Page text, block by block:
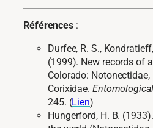
Références :
Durfee, R. S.,
(1999). New records of
Colorado: Notonectidae,
Corixidae.
245. (Lien)
Hungerford, H. B.